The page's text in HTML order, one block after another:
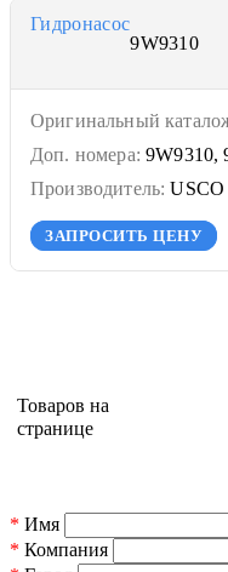
Гидронасос
9W9310
Оригинальный
Доп. номера: 9W9310,
Производитель: USCO
ЗАПРОСИТЬ ЦЕНУ
Товаров на
странице
* Имя
* Компания